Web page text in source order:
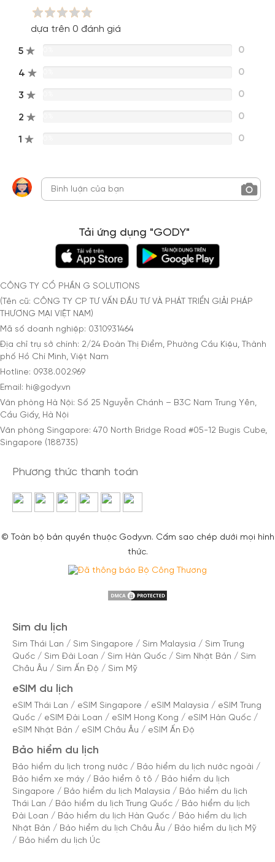
dựa trên 0 đánh giá
5 0
4 0
3 0
2 0
1 0
Tải ứng dụng "GODY"
CÔNG TY CỔ PHẦN G SOLUTIONS
(Tên cũ: CÔNG TY CP TƯ VẤN ĐẦU TƯ VÀ PHÁT TRIỂN GIẢI PHÁP
THƯƠNG MẠI VIỆT NAM)
Mã số doanh nghiệp: 0310931464
Địa chỉ trụ sở chính: 2/24 Đoàn Thị Điểm, Phường Cầu Kiệu, Thành
phố Hồ Chí Minh, Việt Nam
Hotline: 0938.002.969
Email: hi@gody.vn
Văn phòng Hà Nội: Số 25 Nguyễn Chánh – B3C Nam Trung Yên,
Cầu Giấy, Hà Nội
Văn phòng Singapore: 470 North Bridge Road #05-12 Bugis Cube,
Singapore (188735)
Phương thức thanh toán
© Toàn bộ bản quyền thuộc Gody.vn. Cấm sao chép dưới mọi hình
thức.
Sim du lịch
Sim Thái Lan / Sim Singapore / Sim Malaysia / Sim Trung
Quốc / Sim Đài Loan / Sim Hàn Quốc / Sim Nhật Bản / Sim
Châu Âu / Sim Ấn Độ / Sim Mỹ
eSIM du lịch
eSIM Thái Lan / eSIM Singapore / eSIM Malaysia / eSIM Trung
Quốc / eSIM Đài Loan / eSIM Hong Kong / eSIM Hàn Quốc /
eSIM Nhật Bản / eSIM Châu Âu / eSIM Ấn Độ
Bảo hiểm du lịch
Bảo hiểm du lịch trong nước / Bảo hiểm du lịch nước ngoài /
Bảo hiểm xe máy / Bảo hiểm ô tô / Bảo hiểm du lịch
Singapore / Bảo hiểm du lịch Malaysia / Bảo hiểm du lịch
Thái Lan / Bảo hiểm du lịch Trung Quốc / Bảo hiểm du lịch
Đài Loan / Bảo hiểm du lịch Hàn Quốc / Bảo hiểm du lịch
Nhật Bản / Bảo hiểm du lịch Châu Âu / Bảo hiểm du lịch Mỹ
/ Bảo hiểm du lịch Úc
Đăng nhập Facebook